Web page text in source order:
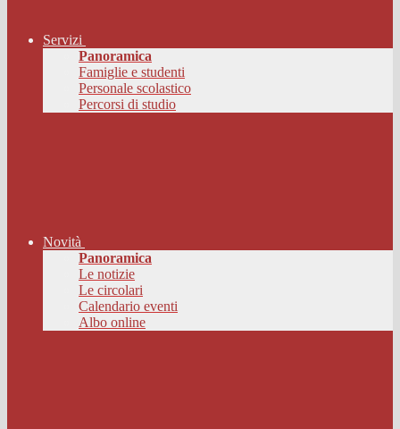
Servizi
Panoramica
Famiglie e studenti
Personale scolastico
Percorsi di studio
Novità
Panoramica
Le notizie
Le circolari
Calendario eventi
Albo online